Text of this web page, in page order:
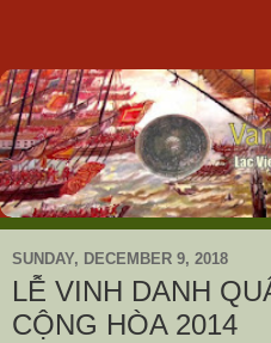
SUNDAY, DECEMBER 9, 2018
LỄ VINH DANH
CỘNG HÒA 2014